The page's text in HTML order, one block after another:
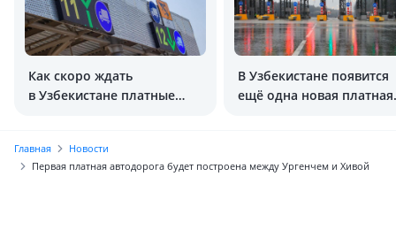
Как скоро ждать
в Узбекистане платные
В Узбекистане появится
ещё одна новая платная
Главная
Новости
Первая платная автодорога будет построена между Ургенчем и Хивой